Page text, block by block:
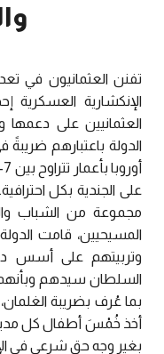
تفنن العثمانيون في
الإنكشارية
العثمانيين على دعمها
الدولة باعتبارهم
على الجندية بكل
مجموعة من الشباب
المسيحيين، قامت
وتربيتهم على أسس
السلطان سيدهم وبأنهم
بما عُرف بضريبة
أخذ خُمْسَ أطفال كل
بغير وجه حق شرعي في